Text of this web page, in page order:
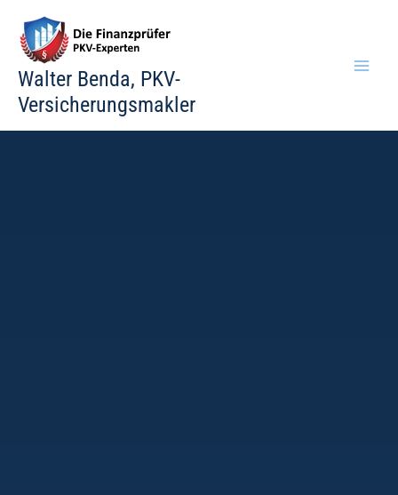
Inhalt
springen
Walter Benda, PKV-
Versicherungsmakler